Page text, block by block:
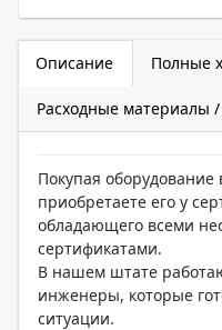
Описание Полные
Расходные материалы /
Покупая
приобретаете его у
обладающего всеми
сертификатами.
В нашем штате
инженеры, которые
ситуации.